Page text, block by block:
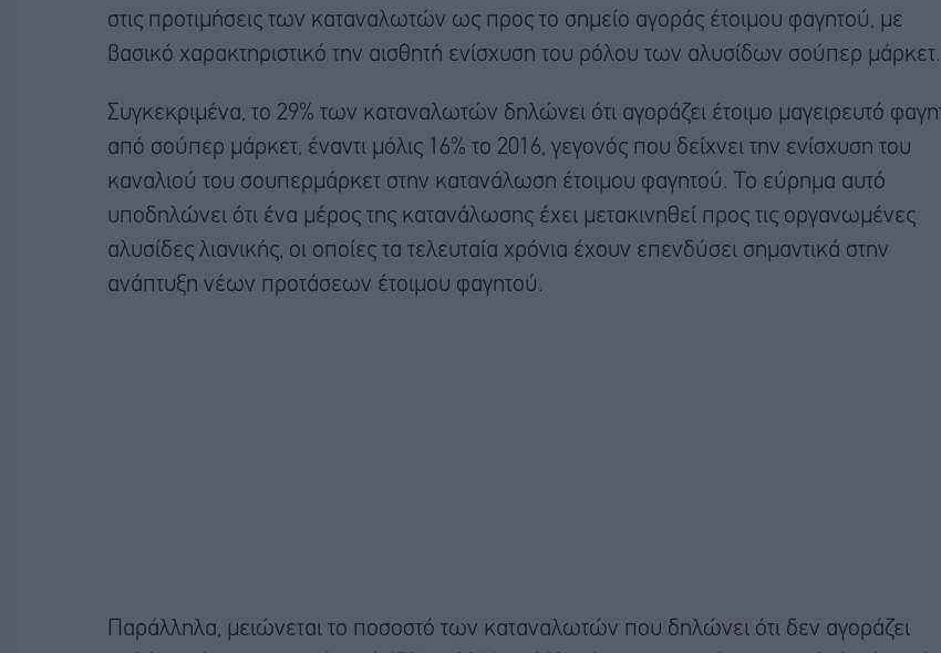
στις προτιμήσεις των καταναλωτών ως προς το σημείο αγοράς έτοιμου φαγητού, με
βασικό χαρακτηριστικό την αισθητή ενίσχυση του ρόλου των αλυσίδων σούπερ μάρκετ.
Συγκεκριμένα, το 29% των καταναλωτών δηλώνει ότι αγοράζει έτοιμο μαγειρευτό
από σούπερ μάρκετ, έναντι μόλις 16% το 2016, γεγονός που δείχνει την ενίσχυση του
καναλιού του σουπερμάρκετ στην κατανάλωση έτοιμου φαγητού. Το εύρημα αυτό
υποδηλώνει ότι ένα μέρος της κατανάλωσης έχει μετακινηθεί προς τις οργανωμένες
αλυσίδες λιανικής, οι οποίες τα τελευταία χρόνια έχουν επενδύσει σημαντικά στην
ανάπτυξη νέων προτάσεων έτοιμου φαγητού.
Παράλληλα, μειώνεται το ποσοστό των καταναλωτών που δηλώνει ότι δεν αγοράζει